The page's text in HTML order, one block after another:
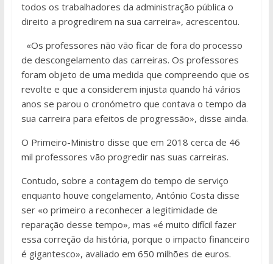
todos os trabalhadores da administração pública o
direito a progredirem na sua carreira», acrescentou.
«Os professores não vão ficar de fora do processo
de descongelamento das carreiras. Os professores
foram objeto de uma medida que compreendo que os
revolte e que a considerem injusta quando há vários
anos se parou o cronómetro que contava o tempo da
sua carreira para efeitos de progressão», disse ainda.
O Primeiro-Ministro disse que em 2018 cerca de 46
mil professores vão progredir nas suas carreiras.
Contudo, sobre a contagem do tempo de serviço
enquanto houve congelamento, António Costa disse
ser «o primeiro a reconhecer a legitimidade de
reparação desse tempo», mas «é muito difícil fazer
essa correção da história, porque o impacto financeiro
é gigantesco», avaliado em 650 milhões de euros.